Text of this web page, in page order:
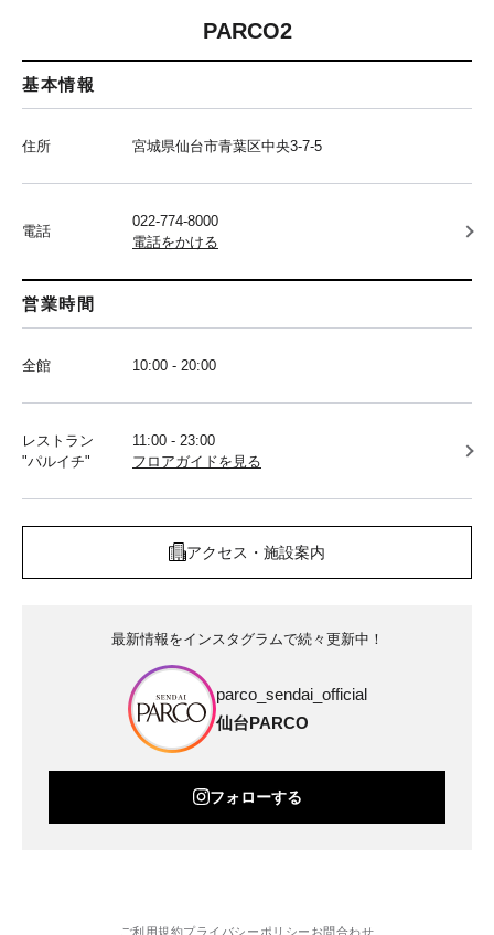
PARCO2
基本情報
住所 宮城県仙台市青葉区中央3-7-5
電話
022-774-8000
電話をかける
営業時間
全館 10:00 - 20:00
レストラン
"パルイチ"
11:00 - 23:00
フロアガイドを見る
アクセス・施設案内
最新情報をインスタグラムで続々更新中！
parco_sendai_official
仙台PARCO
フォローする
ご利用規約プライバシーポリシー お問合わせ